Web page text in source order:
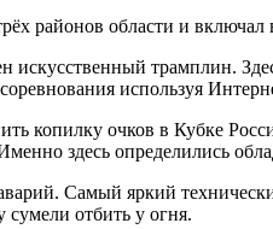
районов области и включал
трамплин.
используя
копилку очков в Кубке
здесь определились
Самый яркий
отбить у огня.